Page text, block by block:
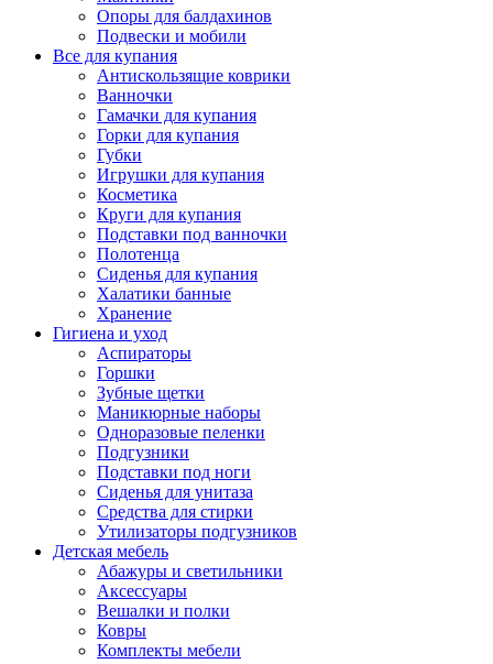
Опоры для балдахинов
Подвески и мобили
Все для купания
Антискользящие коврики
Ванночки
Гамачки для купания
Горки для купания
Губки
Игрушки для купания
Косметика
Круги для купания
Подставки под ванночки
Полотенца
Сиденья для купания
Халатики банные
Хранение
Гигиена и уход
Аспираторы
Горшки
Зубные щетки
Маникюрные наборы
Одноразовые пеленки
Подгузники
Подставки под ноги
Сиденья для унитаза
Средства для стирки
Утилизаторы подгузников
Детская мебель
Абажуры и светильники
Аксессуары
Вешалки и полки
Ковры
Комплекты мебели